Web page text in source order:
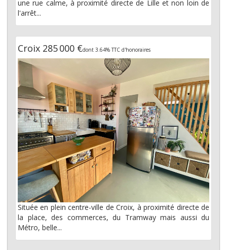
une rue calme, à proximité directe de Lille et non loin de
l'arrêt...
Croix 285 000 €dont 3.64% TTC d'honoraires
Située en plein centre-ville de Croix, à proximité directe de
la place, des commerces, du Tramway mais aussi du
Métro, belle...